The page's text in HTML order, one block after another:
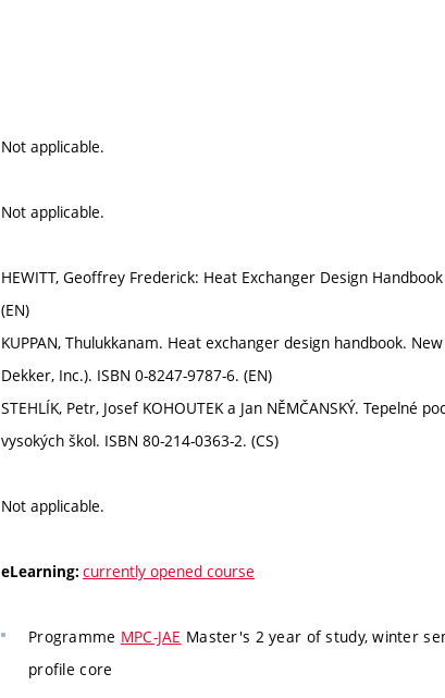
Not applicable.
Not applicable.
HEWITT, Geoffrey Frederick: Heat Exchanger Design
(EN)
KUPPAN, Thulukkanam. Heat exchanger design handbook.
Dekker, Inc.). ISBN 0-8247-9787-6. (EN)
STEHLÍK, Petr, Josef KOHOUTEK a Jan NĚMČANSKÝ.
vysokých škol. ISBN 80-214-0363-2. (CS)
Not applicable.
eLearning: currently opened course
Programme MPC-JAE Master's 2 year of study, winter
profile core